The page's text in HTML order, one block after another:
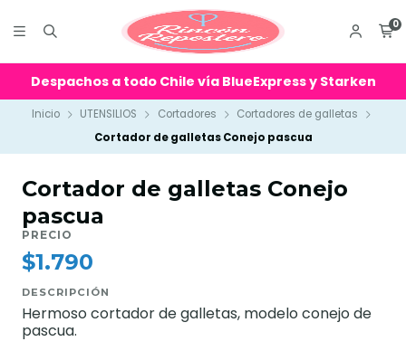
0
Despachos a todo Chile vía BlueExpress y Starken
Inicio UTENSILIOS Cortadores
Cortadores de galletas
Cortador de galletas Conejo pascua
Cortador de galletas Conejo
pascua
PRECIO
$1.790
DESCRIPCIÓN
Hermoso cortador de galletas, modelo conejo de
pascua.